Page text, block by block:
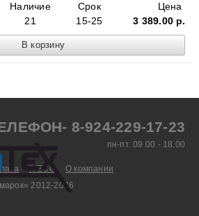
Наличие
21
Срок
15-25
Цена
3 389.00 р.
IVECO О компании
8-924-229-17-23
пн-пт. 09.00 - 18.00
2012-2026